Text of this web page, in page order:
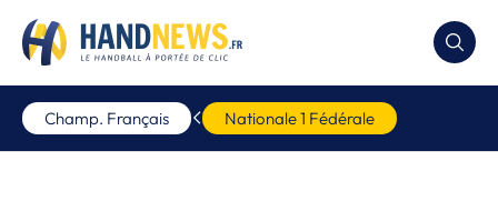
Champ. Français Nationale 1 Fédérale